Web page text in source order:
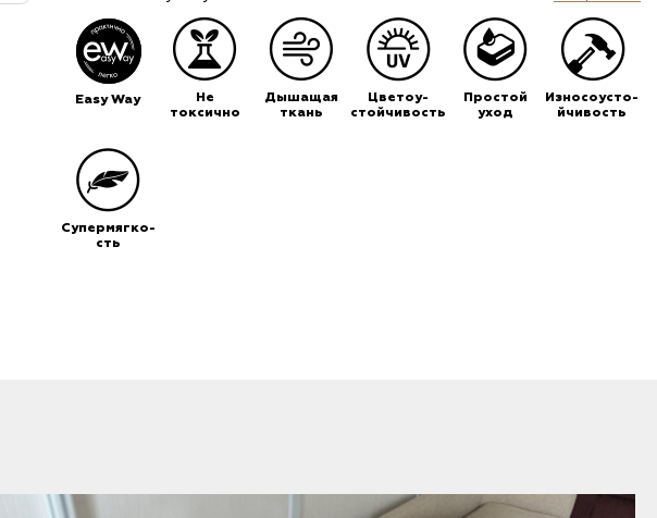
Easy Way
Не
токсично
Дышащая
ткань
Цветоу-
стойчивость
Простой
уход
Износоусто-
йчивость
Супермягко-
сть